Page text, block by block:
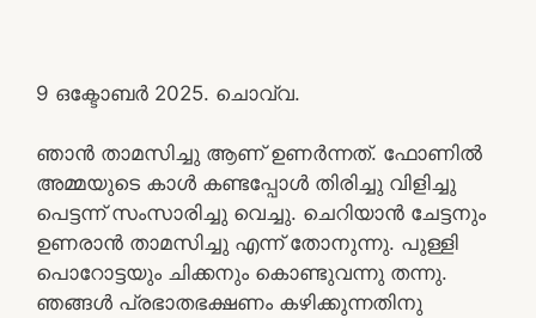
9 ഒക്ടോബർ 2025. ചൊവ്വ.
ഞാൻ താമസിച്ചു ആണ് ഉണർന്നത്. ഫോണിൽ
അമ്മയുടെ കാൾ കണ്ടപ്പോൾ തിരിച്ചു വിളിച്ചു
പെട്ടന്ന് സംസാരിച്ചു വെച്ചു. ചെറിയാൻ ചേട്ടനും
ഉണരാൻ താമസിച്ചു എന്ന് തോനുന്നു. പുള്ളി
പൊറോട്ടയും ചിക്കനും കൊണ്ടുവന്നു തന്നു.
ഞങ്ങൾ പ്രഭാതഭക്ഷണം കഴിക്കുന്നതിനു